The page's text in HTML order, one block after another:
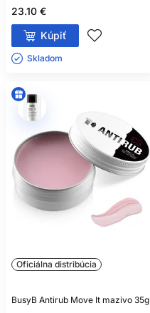
23.10 €
Kúpiť
Skladom ㅤ
Oficiálna distribúcia
BusyB Antirub Move It mazivo 35g